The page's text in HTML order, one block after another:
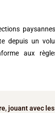
depuis un
aux
,jouant avec